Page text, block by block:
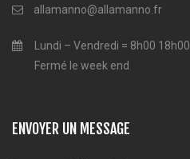
allamanno@allamanno.fr
Lundi – Vendredi = 8h00 18h00
Fermé le week end
ENVOYER UN MESSAGE